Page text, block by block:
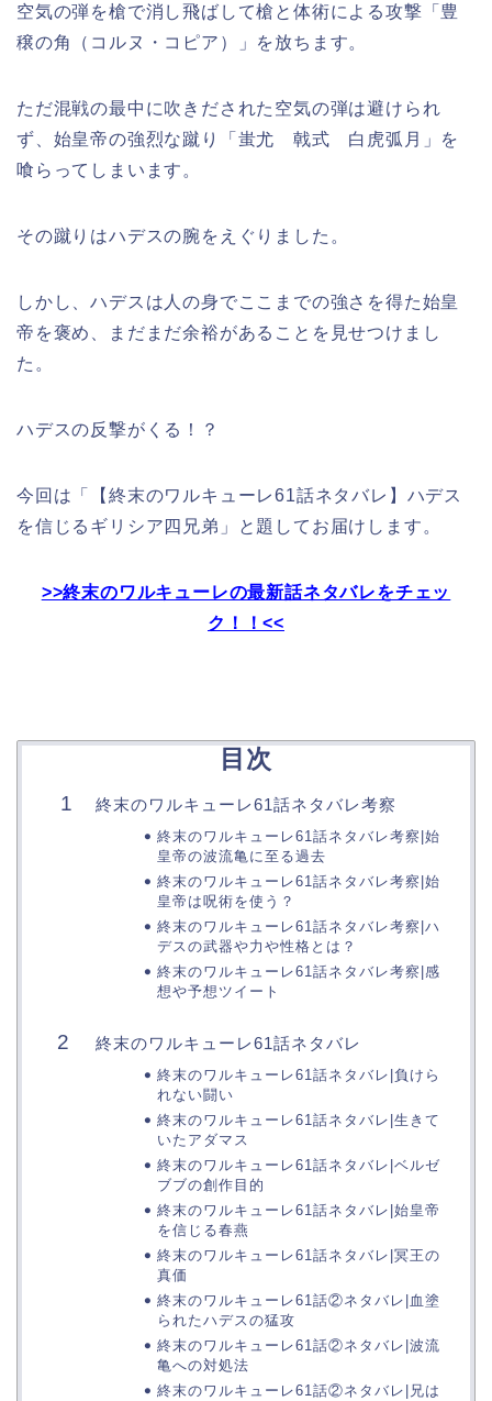
空気の弾を槍で消し飛ばして槍と体術による攻撃「豊
穣の角（コルヌ・コピア）」を放ちます。
ただ混戦の最中に吹きだされた空気の弾は避けられ
ず、始皇帝の強烈な蹴り「蚩尤 戟式 白虎弧月」を
喰らってしまいます。
その蹴りはハデスの腕をえぐりました。
しかし、ハデスは人の身でここまでの強さを得た始皇
帝を褒め、まだまだ余裕があることを見せつけまし
た。
ハデスの反撃がくる！？
今回は「【終末のワルキューレ61話ネタバレ】ハデス
を信じるギリシア四兄弟」と題してお届けします。
>>終末のワルキューレの最新話ネタバレをチェッ
ク！！<<
目次
終末のワルキューレ61話ネタバレ考察
終末のワルキューレ61話ネタバレ考察|始
皇帝の波流亀に至る過去
終末のワルキューレ61話ネタバレ考察|始
皇帝は呪術を使う？
終末のワルキューレ61話ネタバレ考察|ハ
デスの武器や力や性格とは？
終末のワルキューレ61話ネタバレ考察|感
想や予想ツイート
終末のワルキューレ61話ネタバレ
終末のワルキューレ61話ネタバレ|負けら
れない闘い
終末のワルキューレ61話ネタバレ|生きて
いたアダマス
終末のワルキューレ61話ネタバレ|ベルゼ
ブブの創作目的
終末のワルキューレ61話ネタバレ|始皇帝
を信じる春燕
終末のワルキューレ61話ネタバレ|冥王の
真価
終末のワルキューレ61話②ネタバレ|血塗
られたハデスの猛攻
終末のワルキューレ61話②ネタバレ|波流
亀への対処法
終末のワルキューレ61話②ネタバレ|兄は